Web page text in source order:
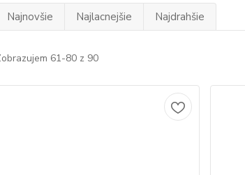
Najnovšie Najlacnejšie Najdrahšie
61-80 z 90